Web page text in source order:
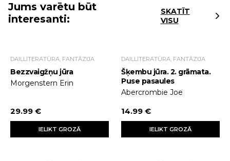
Jums varētu būt
interesanti:
SKATĪT
VISU
DAIĻLITERATŪRA, FANTĀZIJA
Bezzvaigžņu jūra
Morgenstern Erin
29.99 €
IELIKT GROZĀ
DAIĻLITERATŪRA, FANTĀZIJA
Šķembu jūra. 2. grāmata.
Puse pasaules
Abercrombie Joe
14.99 €
IELIKT GROZĀ